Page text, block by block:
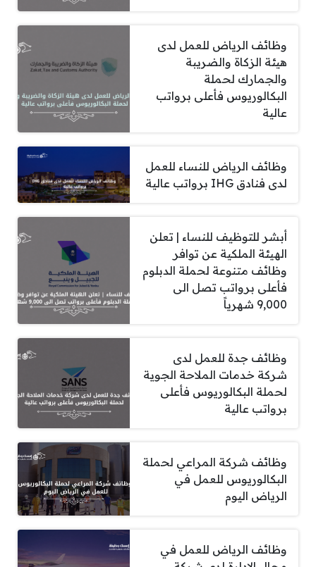
وظائف الرياض للعمل لدى
هيئة الزكاة والضريبة
والجمارك لحملة
البكالوريوس فأعلى برواتب
عالية
وظائف الرياض للنساء للعمل
لدى فنادق IHG برواتب عالية
أبشر للتوظيف للنساء | تعلن
الهيئة الملكية عن توافر
وظائف متنوعة لحملة الدبلوم
فأعلى برواتب تصل الى
9,000 شهرياً
وظائف جدة للعمل لدى
شركة خدمات الملاحة الجوية
لحملة البكالوريوس فأعلى
برواتب عالية
وظائف شركة المراعي لحملة
البكالوريوس للعمل في
الرياض اليوم
وظائف الرياض للعمل في